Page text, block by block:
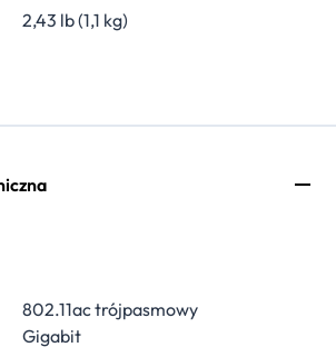
2,43 lb (1,1 kg)
802.11ac trójpasmowy
Gigabit